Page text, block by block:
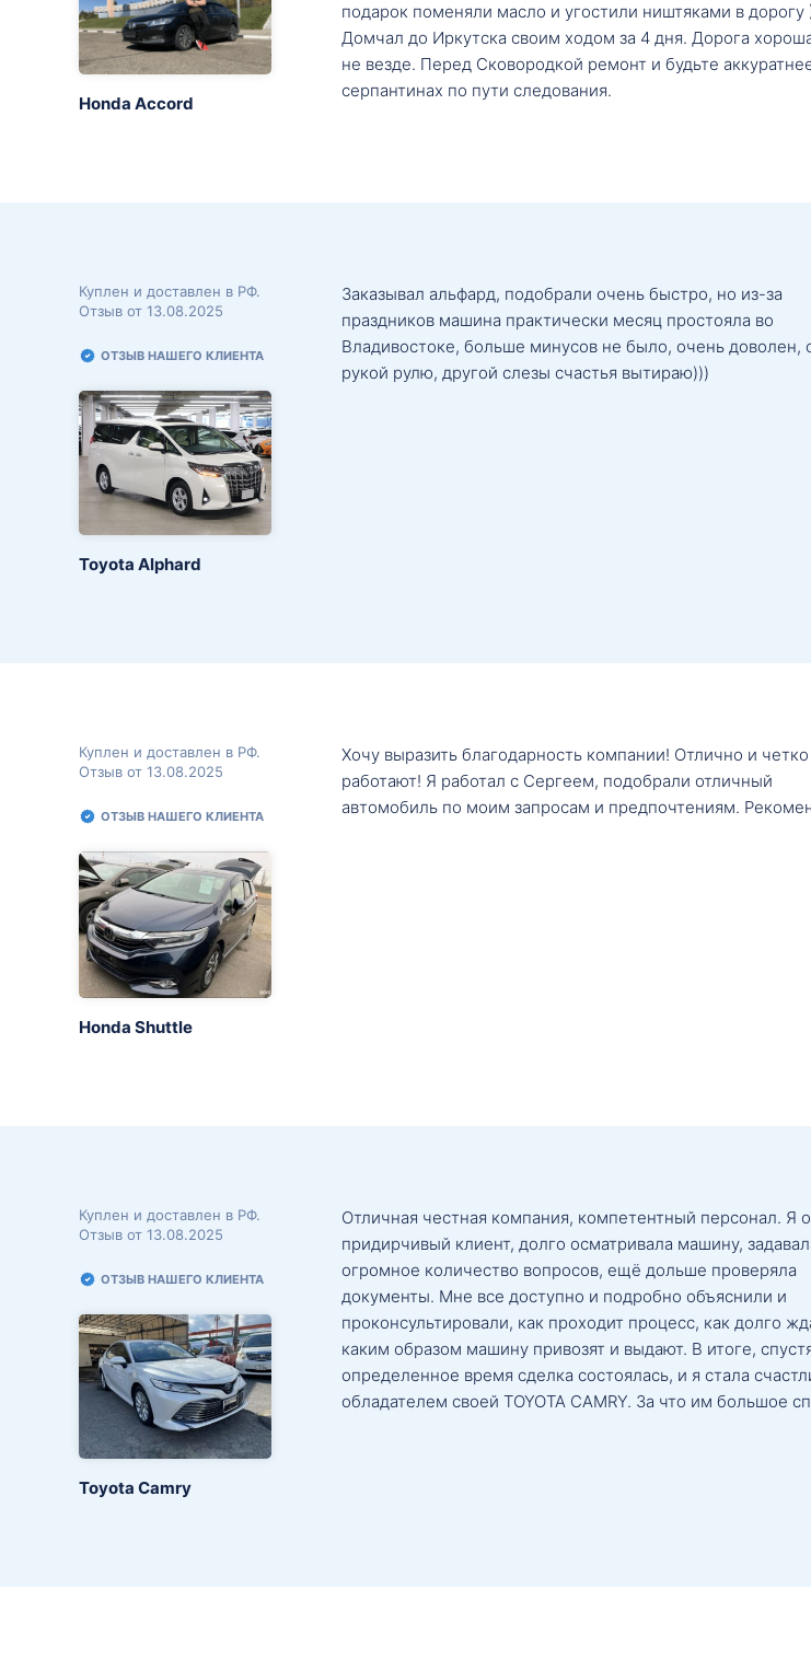
Honda Accord
подарок поменяли масло и угостили ништяками в дорогу
Домчал до Иркутска своим ходом за 4 дня. Дорога
не везде. Перед Сковородкой ремонт и будьте
серпантинах по пути следования.
Куплен и доставлен в РФ.
Отзыв от 13.08.2025
ОТЗЫВ НАШЕГО КЛИЕНТА
Toyota Alphard
Заказывал альфард, подобрали очень быстро, но из-за
праздников машина практически месяц простояла во
Владивостоке, больше минусов не было, очень доволен,
рукой рулю, другой слезы счастья вытираю)))
Куплен и доставлен в РФ.
Отзыв от 13.08.2025
ОТЗЫВ НАШЕГО КЛИЕНТА
Honda Shuttle
Хочу выразить благодарность компании! Отлично и четко
работают! Я работал с Сергеем, подобрали отличный
автомобиль по моим запросам и предпочтениям.
Куплен и доставлен в РФ.
Отзыв от 13.08.2025
ОТЗЫВ НАШЕГО КЛИЕНТА
Toyota Camry
Отличная честная компания, компетентный персонал. Я
придирчивый клиент, долго осматривала машину,
огромное количество вопросов, ещё дольше проверяла
документы. Мне все доступно и подробно объяснили и
проконсультировали, как проходит процесс, как долго
каким образом машину привозят и выдают. В итоге,
определенное время сделка состоялась, и я стала
обладателем своей TOYOTA CAMRY. За что им большое